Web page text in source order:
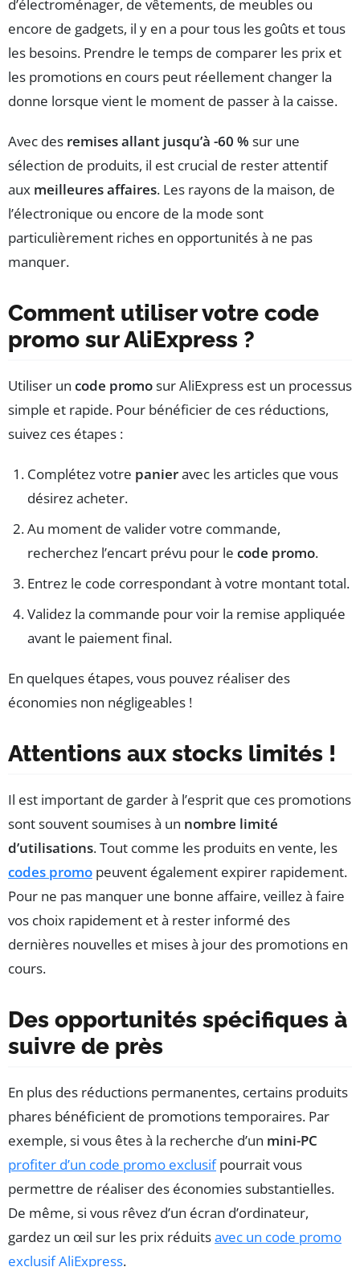
d’électroménager, de vêtements, de meubles ou
encore de gadgets, il y en a pour tous les goûts et tous
les besoins. Prendre le temps de comparer les prix et
les promotions en cours peut réellement changer la
donne lorsque vient le moment de passer à la caisse.
Avec des remises allant jusqu’à -60 % sur une
sélection de produits, il est crucial de rester attentif
aux meilleures affaires. Les rayons de la maison, de
l’électronique ou encore de la mode sont
particulièrement riches en opportunités à ne pas
manquer.
Comment utiliser votre code
promo sur AliExpress ?
Utiliser un code promosur AliExpress est un processus
simple et rapide. Pour bénéficier de ces réductions,
suivez ces étapes :
Complétez votre panieravec les articles que vous
désirez acheter.
Au moment de valider votre commande,
recherchez l’encart prévu pour le code promo.
Entrez le code correspondant à votre montant total.
Validez la commande pour voir la remise appliquée
avant le paiement final.
En quelques étapes, vous pouvez réaliser des
économies non négligeables !
Attentions aux stocks limités !
Il est important de garder à l’esprit que ces promotions
sont souvent soumises à un nombre limité
d’utilisations. Tout comme les produits en vente, les
codes promo peuvent également expirer rapidement.
Pour ne pas manquer une bonne affaire, veillez à faire
vos choix rapidement et à rester informé des
dernières nouvelles et mises à jour des promotions en
cours.
Des opportunités spécifiques à
suivre de près
En plus des réductions permanentes, certains produits
phares bénéficient de promotions temporaires. Par
exemple, si vous êtes à la recherche d’un mini-PC
profiter d’un code promo exclusifpourrait vous
permettre de réaliser des économies substantielles.
De même, si vous rêvez d’un écran d’ordinateur,
gardez un œil sur les prix réduitsavec un code promo
exclusif AliExpress.